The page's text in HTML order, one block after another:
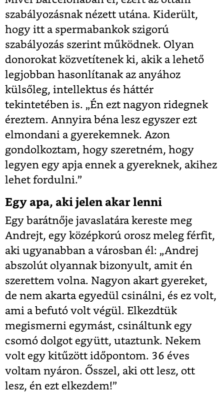
szabályozásnak nézett utána. Kiderült,
hogy itt a spermabankok szigorú
szabályozás szerint működnek. Olyan
donorokat közvetítenek ki, akik a lehető
legjobban hasonlítanak az anyához
külsőleg, intellektus és háttér
tekintetében is. „Én ezt nagyon ridegnek
éreztem. Annyira béna lesz egyszer ezt
elmondani a gyerekemnek. Azon
gondolkoztam, hogy szeretném, hogy
legyen egy apja ennek a gyereknek, akihez
lehet fordulni.”
Egy apa, aki jelen akar lenni
Egy barátnője javaslatára kereste meg
Andrejt, egy középkorú orosz meleg férfit,
aki ugyanabban a városban él: „Andrej
abszolút olyannak bizonyult, amit én
szerettem volna. Nagyon akart gyereket,
de nem akarta egyedül csinálni, és ez volt,
ami a befutó volt végül. Elkezdtük
megismerni egymást, csináltunk egy
csomó dolgot együtt, utaztunk. Nekem
volt egy kitűzött időpontom. 36 éves
voltam nyáron. Ősszel, aki ott lesz, ott
lesz, én ezt elkezdem!”